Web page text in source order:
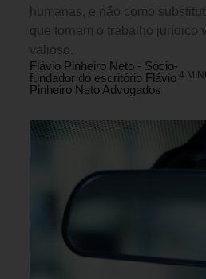
humanas, e não como
que tornam o trabalho jurídico
valioso.
Flávio Pinheiro Neto - Sócio-
fundador do escritório Flávio
Pinheiro Neto Advogados
4